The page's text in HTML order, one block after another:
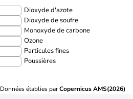
Dioxyde d'azote
Dioxyde de soufre
Monoxyde de carbone
Ozone
Particules fines
Poussières
Données établies parCopernicus AMS(2026)